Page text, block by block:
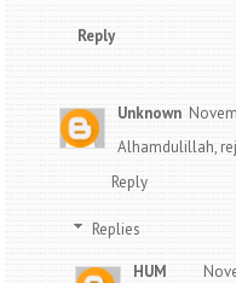
Reply
Unknown
Alhamdulillah,
Reply
Replies
HUM